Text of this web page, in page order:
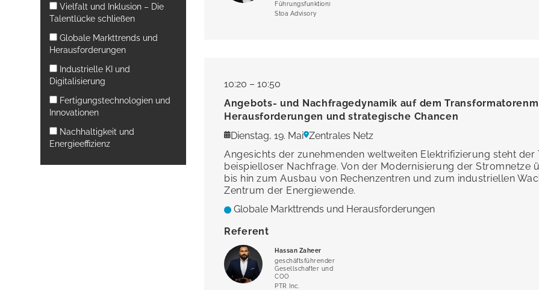
Vielfalt und Inklusion – Die
Talentlücke schließen
Globale Markttrends und
Herausforderungen
Industrielle KI und
Digitalisierung
Fertigungstechnologien und
Innovationen
Nachhaltigkeit und
Energieeffizienz
Führungsfunktion)
Stoa Advisory
10:20 – 10:50
Angebots- und Nachfragedynamik auf dem
Herausforderungen und strategische Chancen
Dienstag, 19. Mai Zentrales Netz
Angesichts der zunehmenden weltweiten Elektrifizierung steht
beispielloser Nachfrage. Von der Modernisierung der Stromnetze
bis hin zum Ausbau von Rechenzentren und zum industriellen
Zentrum der Energiewende.
Globale Markttrends und Herausforderungen
Referent
Hassan Zaheer
geschäftsführender
Gesellschafter und
COO
PTR Inc.